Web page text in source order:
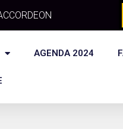
AGENDA 2024